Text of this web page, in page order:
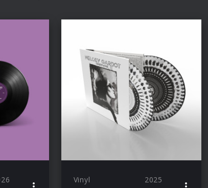
Vinyl 2025